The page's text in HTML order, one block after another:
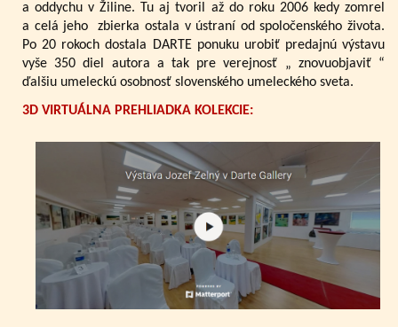
a oddychu v Žiline. Tu aj tvoril až do roku 2006 kedy zomrel
a celá jeho zbierka ostala v ústraní od spoločenského života.
Po 20 rokoch dostala DARTE ponuku urobiť predajnú výstavu
vyše 350 diel autora a tak pre verejnosť „ znovuobjaviť “
ďalšiu umeleckú osobnosť slovenského umeleckého sveta.
3D VIRTUÁLNA PREHLIADKA KOLEKCIE: